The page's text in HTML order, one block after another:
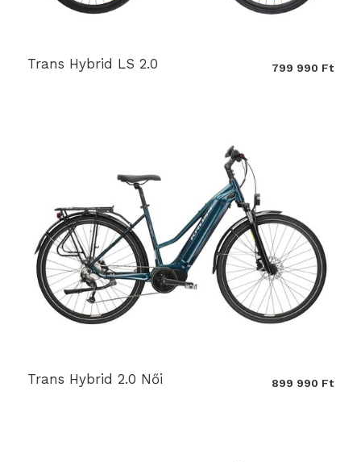
Trans Hybrid LS 2.0 799 990 Ft
Trans Hybrid 2.0 Női 899 990 Ft